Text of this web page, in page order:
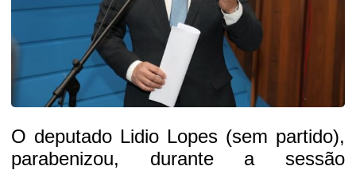
O deputado Lidio Lopes (sem partido),
parabenizou, durante a sessão